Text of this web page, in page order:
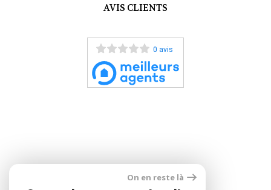
AVIS CLIENTS
0 avis
ADHÉRENTS
On en reste là